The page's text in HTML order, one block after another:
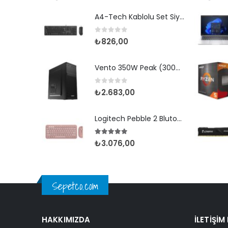
A4-Tech Kablolu Set Siyah (KR-3330)
0 5 üzerinden
₺826,00
Vento 350W Peak (300W Gerçek) VS120S
0 5 üzerinden
₺2.683,00
Logitech Pebble 2 Blutooth Set Pembe (920-012247)
5.005 üzerinden
₺3.076,00
Sepetco.com
HAKKIMIZDA İLETIŞIM